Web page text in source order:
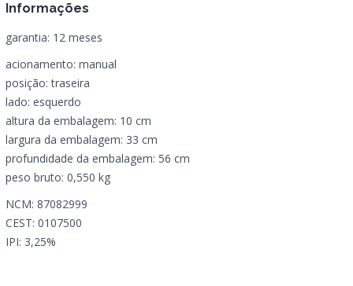
Informações
garantia: 12 meses
acionamento: manual
posição: traseira
lado: esquerdo
altura da embalagem: 10 cm
largura da embalagem: 33 cm
profundidade da embalagem: 56 cm
peso bruto: 0,550 kg
NCM: 87082999
CEST: 0107500
IPI: 3,25%